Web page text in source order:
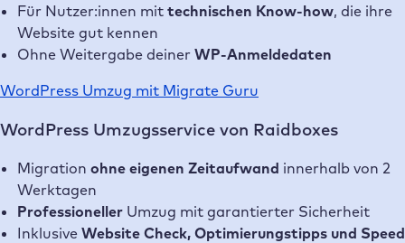
Für Nutzer:innen mit technischen Know-how, die ihre
Website gut kennen
Ohne Weitergabe deiner WP-Anmeldedaten
WordPress Umzug mit Migrate Guru
WordPress Umzugsservice von Raidboxes
Migration ohne eigenen Zeitaufwand innerhalb von 2
Werktagen
Professioneller Umzug mit garantierter Sicherheit
Inklusive Website Check, Optimierungstipps und Speed